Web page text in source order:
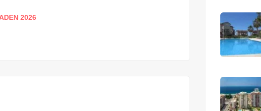
2026